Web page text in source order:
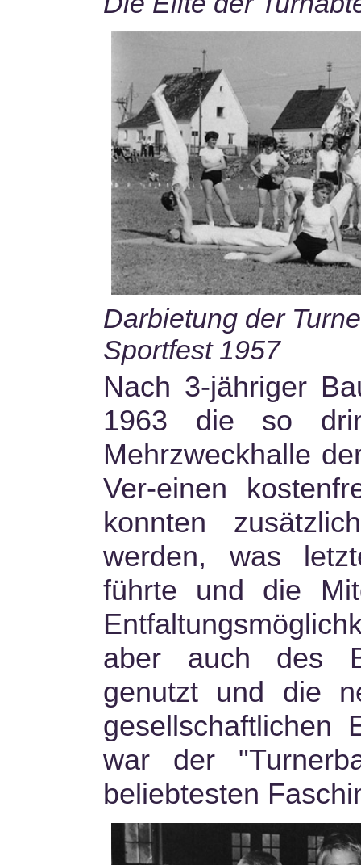
Darbietung der
Sportfest 1957
Nach 3-jähriger
1963 die so
Mehrzweckhalle
Ver-einen
konnten
werden, was
führte und die
aber auch des
genutzt und die
gesellschaftlichen
war der
beliebtesten